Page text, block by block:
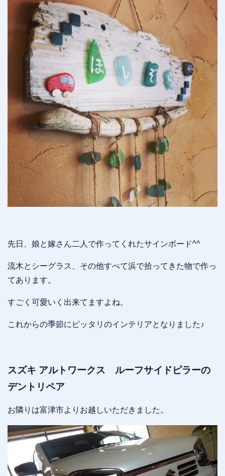
先日、娘と嫁さん二人で作ってくれたサインボード^^
流木とシーグラス、その他すべて浜で拾ってきた物で作っ
てあります。
すごく可愛いく出来てますよね。
これからの季節にピッタリのインテリアとなりました♪
スズキ アルトワークス ルーフサイドピラーの
デントリペア
お隣りは富津市よりお越しいただきました。